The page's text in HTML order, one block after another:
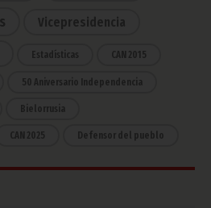
Vicepresidencia
Estadísticas CAN 2015
50 Aniversario Independencia
Bielorrusia
CAN 2025 Defensor del pueblo